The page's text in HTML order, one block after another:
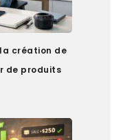
création de
de produits